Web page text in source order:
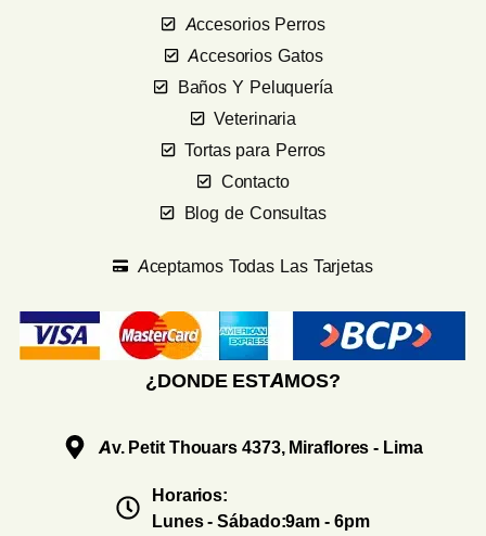
Accesorios Perros
Accesorios Gatos
Baños Y Peluquería
Veterinaria
Tortas para Perros
Contacto
Blog de Consultas
Aceptamos Todas Las Tarjetas
¿DONDE ESTAMOS?
Av. Petit Thouars 4373, Miraflores - Lima
Horarios:
Lunes - Sábado:9am - 6pm